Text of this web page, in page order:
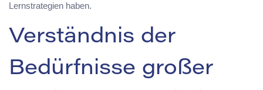
Lernstrategien haben.
Verständnis der
Bedürfnisse großer